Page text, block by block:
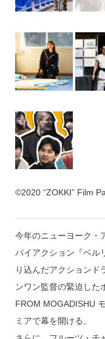
©2020 “ZOKKI” Film
今年のニューヨーク・
パイアクション『ベル
り込んだアクションド
ンワン監督の緊迫した
FROM MOGADISHU
ミアで幕を開ける。